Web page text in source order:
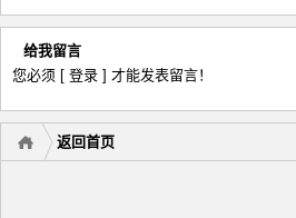
给我留言
您必须 [ 登录 ] 才能发表留言！
返回首页